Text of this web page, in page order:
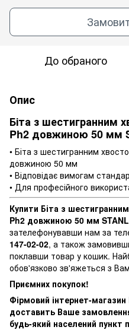
До обраного
Опис
Біта з шестигранним
Ph2 довжиною 50 мм
• Біта з шестигранним
довжиною 50 мм
• Відповідає вимогам
• Для професійного
Купити Біта з
Ph2 довжиною 50 мм
зателефонувавши нам за
147-02-02, а також
поклавши товар у кошик.
обов'язково зв'яжеться з
Приємних покупок!
Фірмовий інтернет-
доставить Ваше
будь-який населений пункт